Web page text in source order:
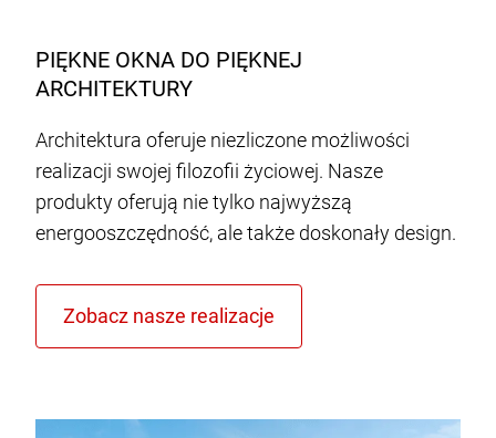
PIĘKNE OKNA DO PIĘKNEJ
ARCHITEKTURY
Architektura oferuje niezliczone możliwości
realizacji swojej filozofii życiowej. Nasze
produkty oferują nie tylko najwyższą
energooszczędność, ale także doskonały design.